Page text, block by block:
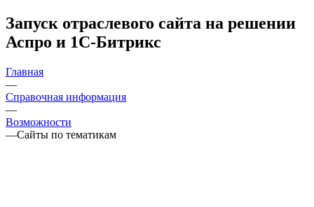
Запуск отраслевого сайта на решении
Аспро и 1С-Битрикс
Главная
—
Справочная информация
—
Возможности
—Сайты по тематикам